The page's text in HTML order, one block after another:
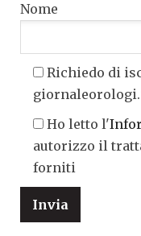
Nome
Richiedo di
Ho letto l'
autorizzo il
forniti